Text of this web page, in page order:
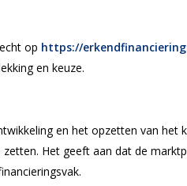
op https://
en keuze.
en het opzetten van het
Het geeft aan dat de